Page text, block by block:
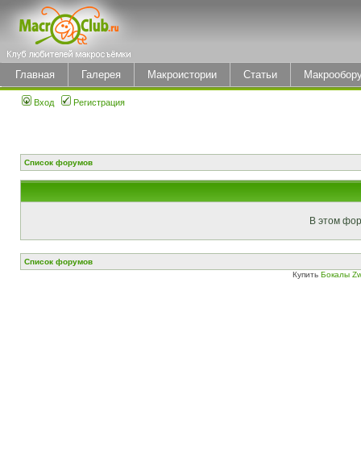
Главная Галерея Макроистории Статьи
Вход Регистрация
Список форумов
В этом
Список форумов
Купить Бокалы